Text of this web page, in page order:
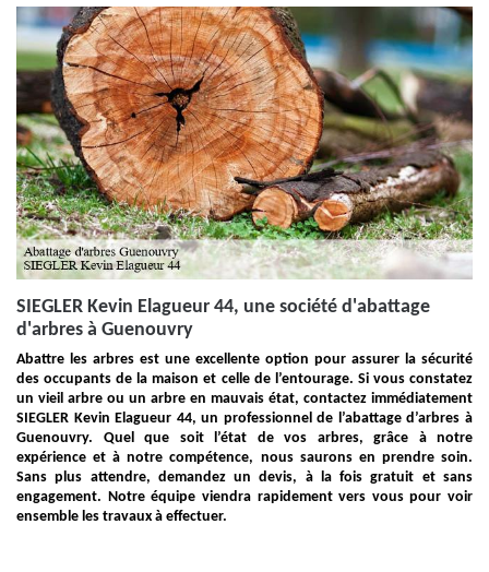
SIEGLER Kevin Elagueur 44, une société d'abattage
d'arbres à Guenouvry
Abattre les arbres est une excellente option pour assurer la sécurité
des occupants de la maison et celle de l’entourage. Si vous constatez
un vieil arbre ou un arbre en mauvais état, contactez immédiatement
SIEGLER Kevin Elagueur 44, un professionnel de l’abattage d’arbres à
Guenouvry. Quel que soit l’état de vos arbres, grâce à notre
expérience et à notre compétence, nous saurons en prendre soin.
Sans plus attendre, demandez un devis, à la fois gratuit et sans
engagement. Notre équipe viendra rapidement vers vous pour voir
ensemble les travaux à effectuer.